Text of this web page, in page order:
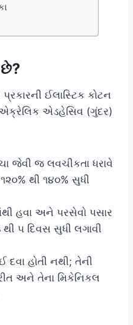
ઈલાસ્ટિક કોટન
એક્રેલિક એડહેસિવ (ગુંદર)
જેવી જ લવચીકતા ધરાવે
થી ૧૪૦% સુધી
હવા અને પરસેવો પસાર
૫ દિવસ સુધી લગાવી
દવા હોતી નથી; તેની
અને તેના મિકેનિકલ